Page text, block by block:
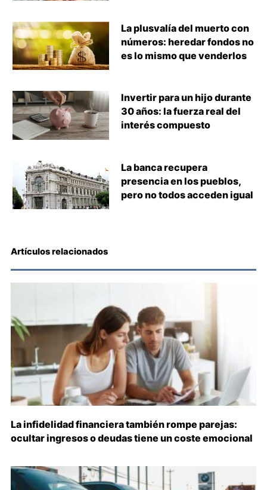
La plusvalía del muerto con
números: heredar fondos no
es lo mismo que venderlos
Invertir para un hijo durante
30 años: la fuerza real del
interés compuesto
La banca recupera
presencia en los pueblos,
pero no todos acceden igual
Artículos relacionados
La infidelidad financiera también rompe parejas:
ocultar ingresos o deudas tiene un coste emocional